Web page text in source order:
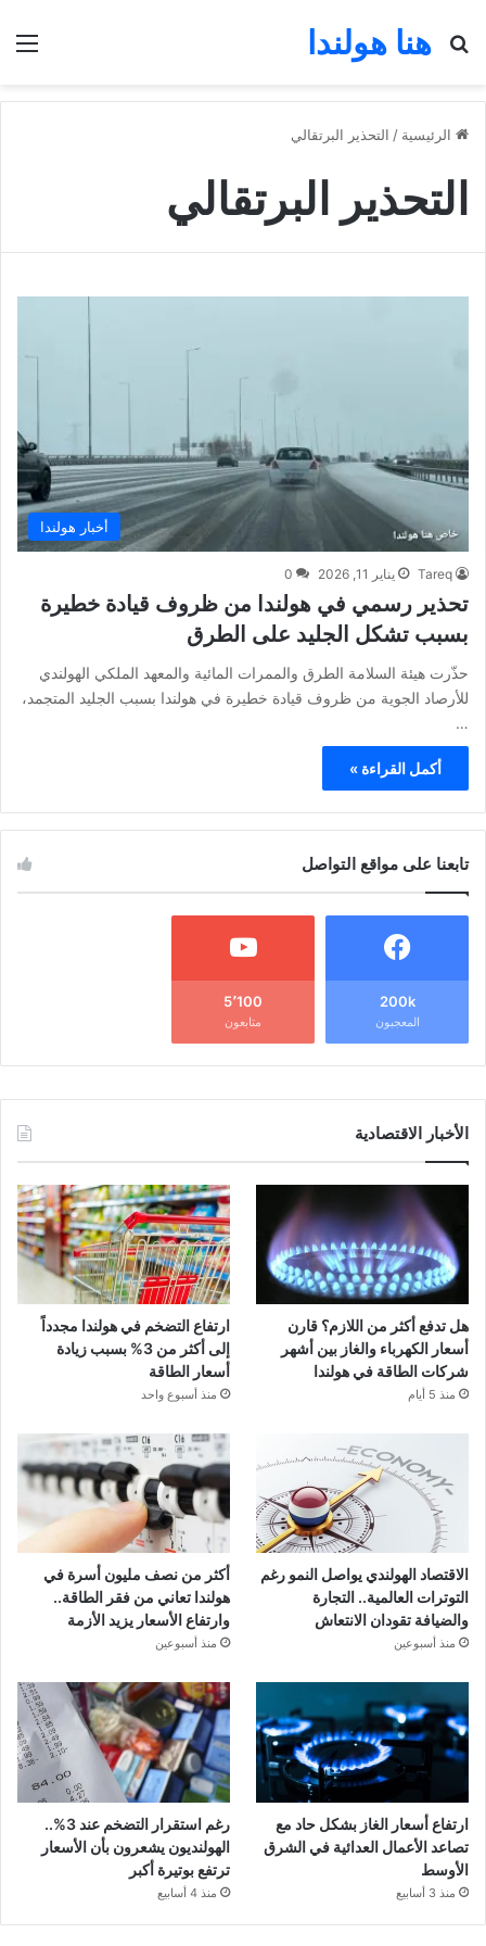
هنا هولندا
بحث عن
الرئيسية / التحذير البرتقالي
التحذير البرتقالي
أخبار هولندا
Tareq يناير 11, 2026 0
تحذير رسمي في هولندا من ظروف قيادة خطيرة
بسبب تشكل الجليد على الطرق
حذّرت هيئة السلامة الطرق والممرات المائية والمعهد الملكي الهولندي
للأرصاد الجوية من ظروف قيادة خطيرة في هولندا بسبب الجليد المتجمد،
…
أكمل القراءة »
تابعنا على مواقع التواصل
200k
المعجبون
5٬100
متابعون
الأخبار الاقتصادية
هل تدفع أكثر من اللازم؟ قارن
أسعار الكهرباء والغاز بين أشهر
شركات الطاقة في هولندا
منذ 5 أيام
ارتفاع التضخم في هولندا مجدداً
إلى أكثر من 3% بسبب زيادة
أسعار الطاقة
منذ أسبوع واحد
الاقتصاد الهولندي يواصل النمو رغم
التوترات العالمية.. التجارة
والضيافة تقودان الانتعاش
منذ أسبوعين
أكثر من نصف مليون أسرة في
هولندا تعاني من فقر الطاقة..
وارتفاع الأسعار يزيد الأزمة
منذ أسبوعين
ارتفاع أسعار الغاز بشكل حاد مع
تصاعد الأعمال العدائية في الشرق
الأوسط
منذ 3 أسابيع
رغم استقرار التضخم عند 3%..
الهولنديون يشعرون بأن الأسعار
ترتفع بوتيرة أكبر
منذ 4 أسابيع